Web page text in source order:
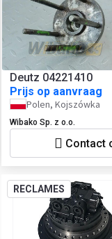
Deutz 04221410
Prijs op aanvraag
Polen, Kojszówka
Wibako Sp. z o.o.
Contact
RECLAMES